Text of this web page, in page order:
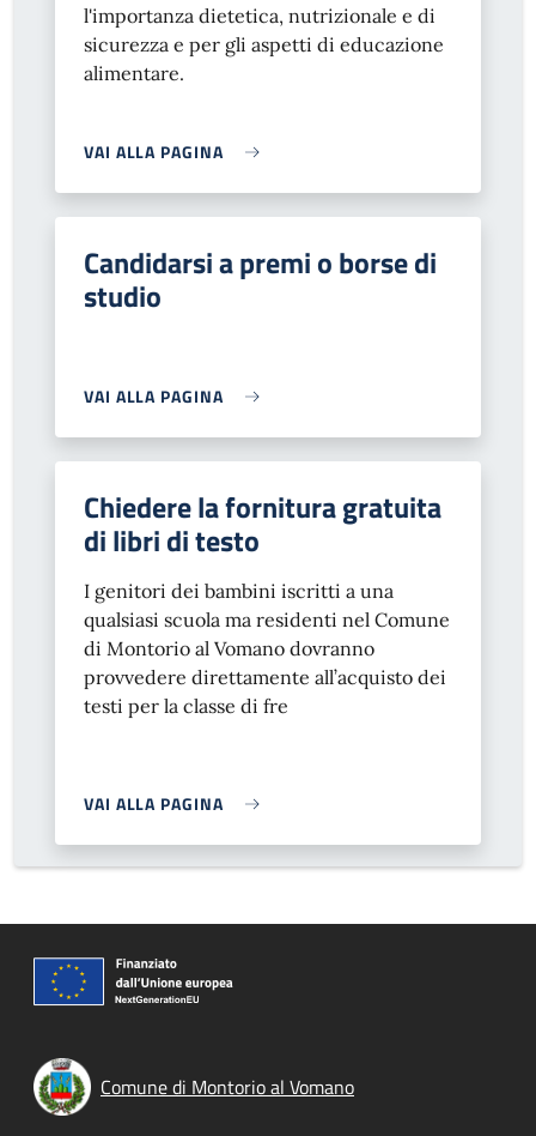
l'importanza dietetica, nutrizionale e di
sicurezza e per gli aspetti di educazione
alimentare.
VAI ALLA PAGINA
Candidarsi a premi o borse di
studio
VAI ALLA PAGINA
Chiedere la fornitura gratuita
di libri di testo
I genitori dei bambini iscritti a una
qualsiasi scuola ma residenti nel Comune
di Montorio al Vomano dovranno
provvedere direttamente all’acquisto dei
testi per la classe di fre
VAI ALLA PAGINA
Comune di Montorio al Vomano